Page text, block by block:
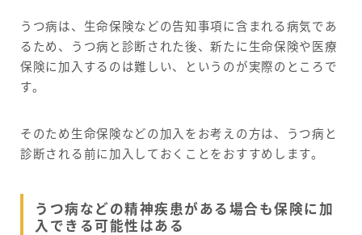
うつ病は、生命保険などの告知事項に含まれる病気であ
るため、うつ病と診断された後、新たに生命保険や医療
保険に加入するのは難しい、というのが実際のところで
す。
そのため生命保険などの加入をお考えの方は、うつ病と
診断される前に加入しておくことをおすすめします。
うつ病などの精神疾患がある場合も保険に加
入できる可能性はある